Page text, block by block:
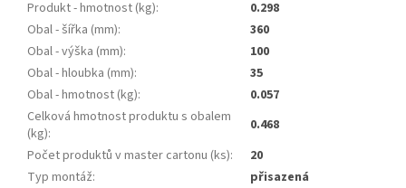
Produkt - hmotnost (kg):
0.298
Obal - šířka (mm):
360
Obal - výška (mm):
100
Obal - hloubka (mm):
35
Obal - hmotnost (kg):
0.057
Celková hmotnost produktu s obalem
(kg):
0.468
Počet produktů v master cartonu (ks):
20
Typ montáž: přisazená